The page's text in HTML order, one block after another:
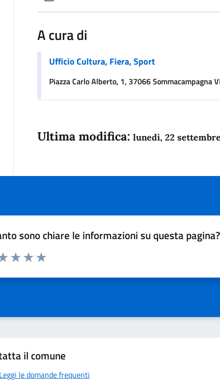
A cura di
Ufficio Cultura, Fiera, Sport
Piazza Carlo Alberto, 1, 37066 Sommacampagna
Ultima modifica: lunedì, 22
sono chiare le informazioni su questa pagina?
1 a 5 stelle la pagina
il comune
Leggi le domande frequenti